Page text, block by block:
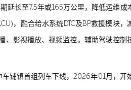
长至7.5年或165万公里，降低运维成
，融合给水系统DTC及BP救援模块，
、影视播放、视频监控。辅助驾驶控制
铺镇首组列车下线，2026年01月，开